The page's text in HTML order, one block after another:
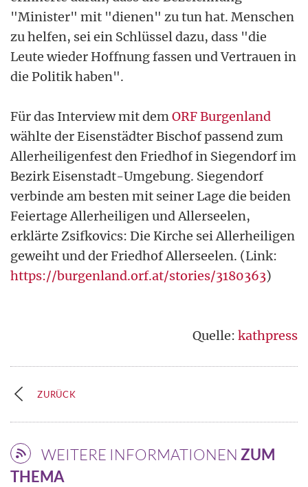
"Minister" mit "dienen" zu tun hat. Menschen
zu helfen, sei ein Schlüssel dazu, dass "die
Leute wieder Hoffnung fassen und Vertrauen in
die Politik haben".
Für das Interview mit demORF Burgenland
wählte der Eisenstädter Bischof passend zum
Allerheiligenfest den Friedhof in Siegendorf im
Bezirk Eisenstadt-Umgebung. Siegendorf
verbinde am besten mit seiner Lage die beiden
Feiertage Allerheiligen und Allerseelen,
erklärte Zsifkovics: Die Kirche sei Allerheiligen
geweiht und der Friedhof Allerseelen. (Link:
https://burgenland.orf.at/stories/3180363)
Quelle: kathpress
ZURÜCK
WEITERE INFORMATIONEN ZUM
THEMA